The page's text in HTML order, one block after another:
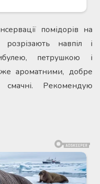
помідорів на
навпіл і
петрушкою і
ароматними, добре
Рекомендую